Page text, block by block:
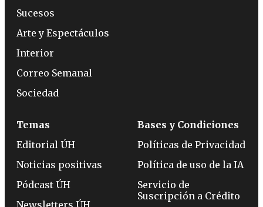
Sucesos
Arte y Espectáculos
Interior
Correo Semanal
Sociedad
Temas
Editorial ÚH
Noticias positivas
Pódcast ÚH
Bases y Condiciones
Políticas de Privacidad
Política de uso de la IA
Servicio de
Suscripción a Crédito